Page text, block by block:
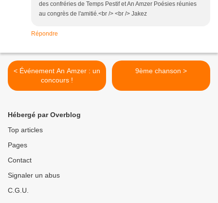
des confréries de Temps Pestif et An Amzer Poésies réunies
au congrès de l'amitié.<br /> <br /> Jakez
Répondre
< Événement An Amzer : un
concours !
9ème chanson >
Hébergé par Overblog
Top articles
Pages
Contact
Signaler un abus
C.G.U.